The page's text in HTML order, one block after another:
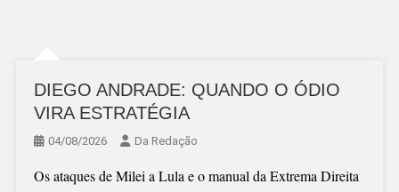
DIEGO ANDRADE: QUANDO O ÓDIO
VIRA ESTRATÉGIA
04/08/2026 Da Redação
Os ataques de Milei a Lula e o manual da Extrema Direita